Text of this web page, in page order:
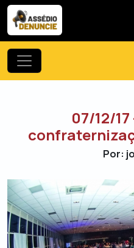
07/12/
Por: